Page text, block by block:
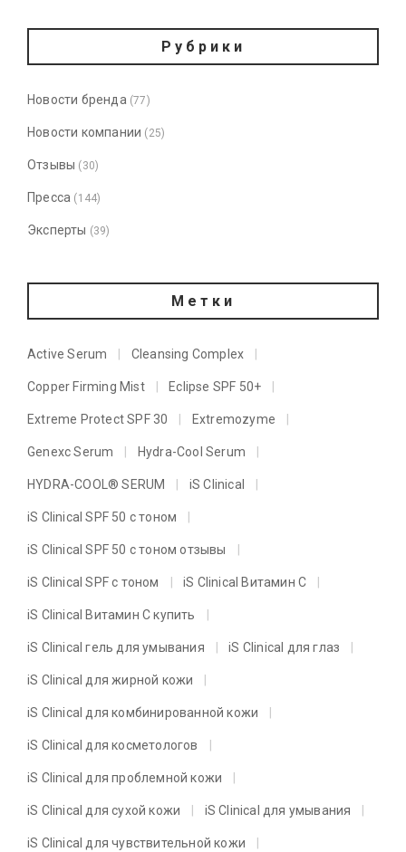
Рубрики
Новости бренда (77)
Новости компании (25)
Отзывы (30)
Пресса (144)
Эксперты (39)
Метки
Active Serum Cleansing Complex
Copper Firming Mist Eclipse SPF 50+
Extreme Protect SPF 30 Extremozyme
Genexc Serum Hydra-Cool Serum
HYDRA-COOL® SERUM iS Clinical
iS Clinical SPF 50 с тоном
iS Clinical SPF 50 с тоном отзывы
iS Clinical SPF с тоном iS Clinical Витамин C
iS Clinical Витамин C купить
iS Clinical гель для умывания iS Clinical для глаз
iS Clinical для жирной кожи
iS Clinical для комбинированной кожи
iS Clinical для косметологов
iS Clinical для проблемной кожи
iS Clinical для сухой кожи iS Clinical для умывания
iS Clinical для чувствительной кожи